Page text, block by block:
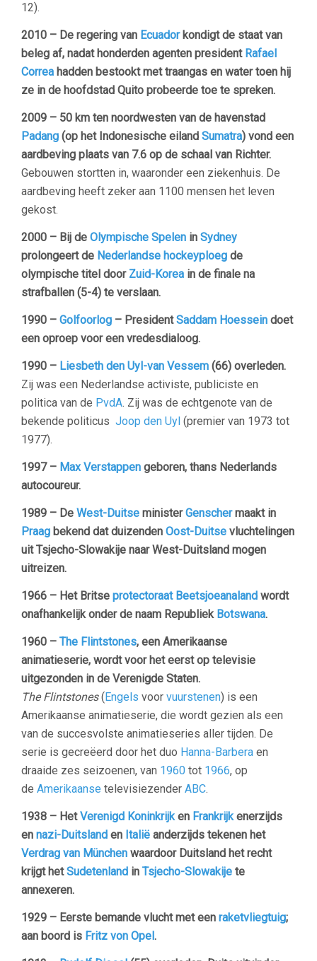
12).
2010 – De regering van Ecuadorkondigt de staat van
beleg af, nadat honderden agenten president Rafael
Correa hadden bestookt met traangas en water toen hij
ze in de hoofdstad Quito probeerde toe te spreken.
2009 – 50 km ten noordwesten van de havenstad
Padang (op het Indonesische eiland Sumatra) vond een
aardbeving plaats van 7.6 op de schaal van Richter.
Gebouwen stortten in, waaronder een ziekenhuis. De
aardbeving heeft zeker aan 1100 mensen het leven
gekost.
2000 – Bij de Olympische Spelen in Sydney
prolongeert de Nederlandse hockeyploeg de
olympische titel door Zuid-Korea in de finale na
strafballen (5-4) te verslaan.
1990 – Golfoorlog – PresidentSaddam Hoessein doet
een oproep voor een vredesdialoog.
1990 – Liesbeth den Uyl-van Vessem (66) overleden.
Zij was een Nederlandse activiste, publiciste en
politica van de PvdA. Zij was de echtgenote van de
bekende politicus Joop den Uyl (premier van 1973 tot
1977).
1997 – Max Verstappen geboren, thans Nederlands
autocoureur.
1989 – De West-Duitse ministerGenschermaakt in
Praag bekend dat duizenden Oost-Duitse vluchtelingen
uit Tsjecho-Slowakije naar West-Duitsland mogen
uitreizen.
1966 – Het Britse protectoraat Beetsjoeanaland wordt
onafhankelijk onder de naam Republiek Botswana.
1960 – The Flintstones, een Amerikaanse
animatieserie, wordt voor het eerst op televisie
uitgezonden in de Verenigde Staten.
The Flintstones(Engels voor vuurstenen) is een
Amerikaanse animatieserie, die wordt gezien als een
van de succesvolste animatieseries aller tijden. De
serie is gecreëerd door het duo Hanna-Barbera en
draaide zes seizoenen, van 1960 tot 1966, op
de Amerikaanse televisiezender ABC.
1938 – HetVerenigd Koninkrijken Frankrijkenerzijds
en nazi-Duitsland en Italië anderzijds tekenen het
Verdrag van München waardoor Duitsland het recht
krijgt hetSudetenland in Tsjecho-Slowakije te
annexeren.
1929 – Eerste bemande vlucht met een raketvliegtuig;
aan boord is Fritz von Opel.